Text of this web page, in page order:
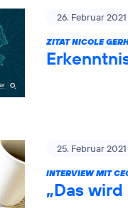
26. Februar 2021
ZITAT NICOLE
25. Februar 2021
INTERVIEW MIT
„Das